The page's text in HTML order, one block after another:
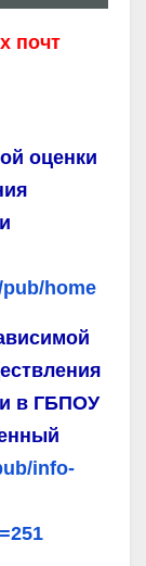
почт
оценки
home
в ГБПОУ
info-